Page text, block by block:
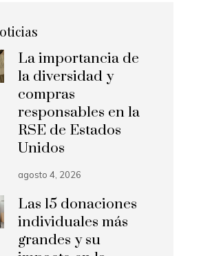
La importancia de
la diversidad y
compras
responsables en la
RSE de Estados
Unidos
agosto 4, 2026
Las 15 donaciones
individuales más
grandes y su